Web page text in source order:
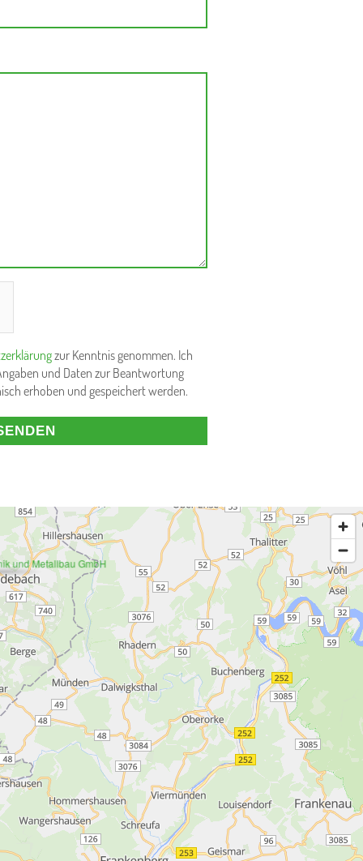
zur Kenntnis genommen. Ich
und Daten zur Beantwortung
erhoben und gespeichert werden.